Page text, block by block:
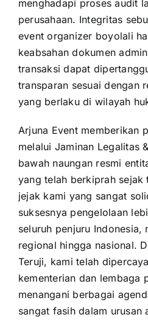
menghadapi proses audit
perusahaan. Integritas
event organizer boyolali
keabsahan dokumen
transaksi dapat
transparan sesuai dengan
yang berlaku di wilayah
Arjuna Event memberikan
melalui Jaminan Legalitas
bawah naungan resmi
yang telah berkiprah sejak
jejak kami yang sangat
suksesnya pengelolaan
seluruh penjuru Indonesia,
regional hingga nasional.
Teruji, kami telah
kementerian dan lembaga
menangani berbagai
sangat fasih dalam urusan